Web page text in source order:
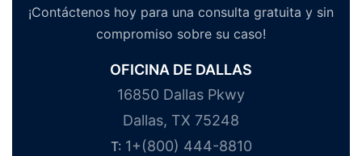
¡Contáctenos hoy para una consulta gratuita y sin
compromiso sobre su caso!
OFICINA DE DALLAS
16850 Dallas Pkwy
Dallas, TX 75248
T: 1+(800) 444-8810